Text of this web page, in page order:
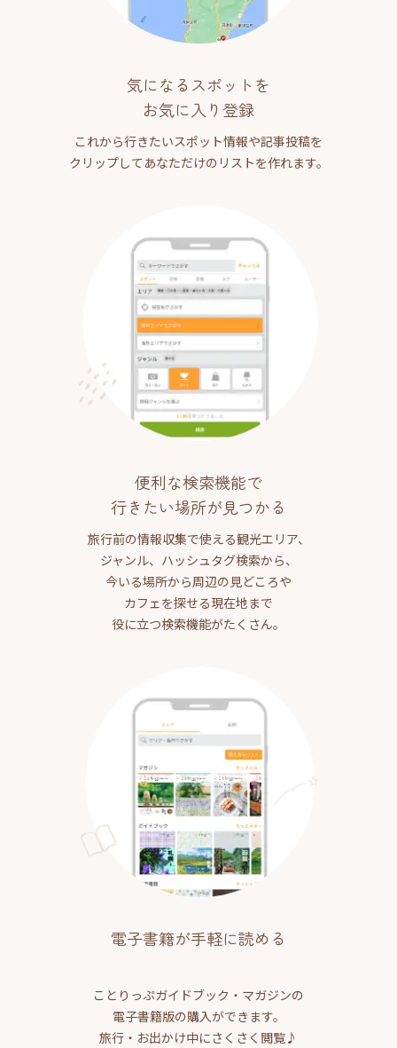
気になるスポットを
お気に入り登録
これから行きたいスポット情報や記事投稿を
クリップしてあなただけのリストを作れます。
便利な検索機能で
行きたい場所が見つかる
旅行前の情報収集で使える観光エリア、
ジャンル、ハッシュタグ検索から、
今いる場所から周辺の見どころや
カフェを探せる現在地まで
役に立つ検索機能がたくさん。
電子書籍が手軽に読める
ことりっぷガイドブック・マガジンの
電子書籍版の購入ができます。
旅行・お出かけ中にさくさく閲覧♪